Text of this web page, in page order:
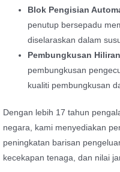
Blok Pengisian
penutup bersepadu
diselaraskan dalam
Pembungkusan
pembungkusan
kualiti pembungkusan
Dengan lebih 17 tahun
negara, kami menyediakan
peningkatan barisan
kecekapan tenaga, dan nilai